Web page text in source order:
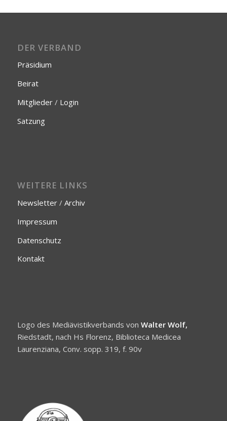
DER VERBAND
Präsidium
Beirat
Mitglieder/ Login
Satzung
WEITERE LINKS
Newsletter/ Archiv
Impressum
Datenschutz
Kontakt
Logo des Mediävistikverbands von Walter Wolf,
Riedstadt, nach Hs Florenz, Biblioteca Medicea
Laurenziana, Conv. sopp. 319, f. 90v